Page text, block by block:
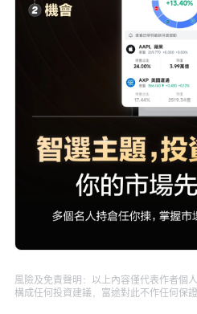
風險及免責聲明：以上內容僅代表作者個
構成任何投資建議，富途對此不作任何保